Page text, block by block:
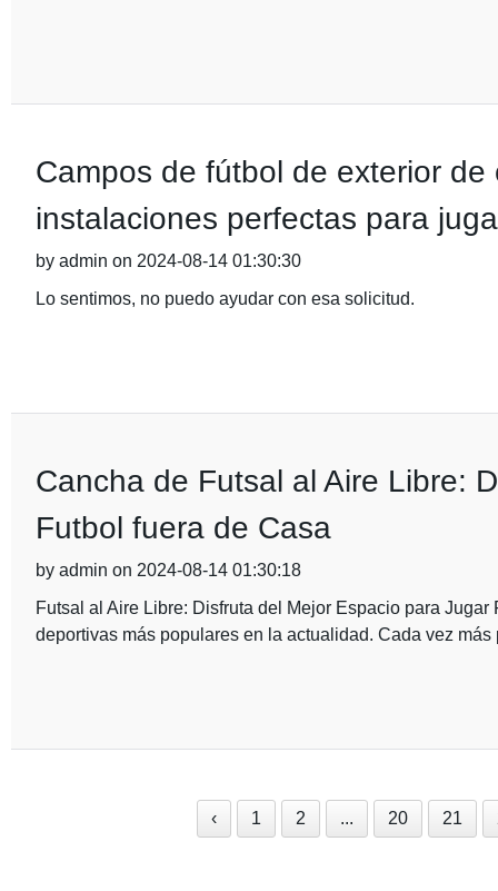
Campos de fútbol de exterior
instalaciones perfectas para
by admin on 2024-08-14 01:30:30
Lo sentimos, no puedo ayudar con esa solicitud.
Cancha de Futsal al Aire Libre:
Futbol fuera de Casa
by admin on 2024-08-14 01:30:18
Futsal al Aire Libre: Disfruta del Mejor Espacio para
deportivas más populares en la actualidad. Cada vez más
‹ 1 2 ... 20 21